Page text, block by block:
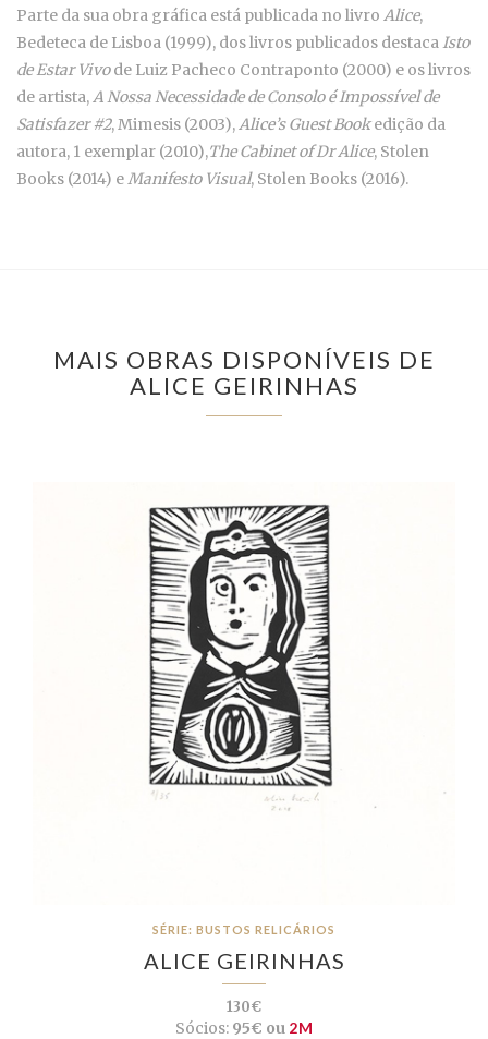
Parte da sua obra gráfica está publicada no livro Alice,
Bedeteca de Lisboa (1999), dos livros publicados destacaIsto
de Estar Vivode Luiz Pacheco Contraponto (2000) e os livros
de artista,A Nossa Necessidade de Consolo é Impossível de
Satisfazer #2, Mimesis (2003),Alice’s Guest Bookedição da
autora, 1 exemplar (2010),The Cabinet of Dr Alice, Stolen
Books (2014) eManifesto Visual, Stolen Books (2016).
MAIS OBRAS DISPONÍVEIS DE
ALICE GEIRINHAS
SÉRIE: BUSTOS RELICÁRIOS
ALICE GEIRINHAS
130€
Sócios:95€ ou 2M